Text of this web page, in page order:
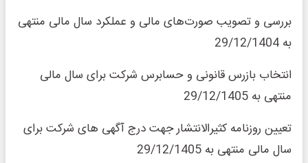
بررسی و تصویب صورت‌های مالی و عملکرد سال مالی منتهی
به 29/12/1404
انتخاب بازرس قانونی و حسابرس شرکت برای سال مالی
منتهی به 29/12/1405
تعیین روزنامه کثیر‌الانتشار جهت درج آگهی های شرکت برای
سال مالی منتهی به 29/12/1405